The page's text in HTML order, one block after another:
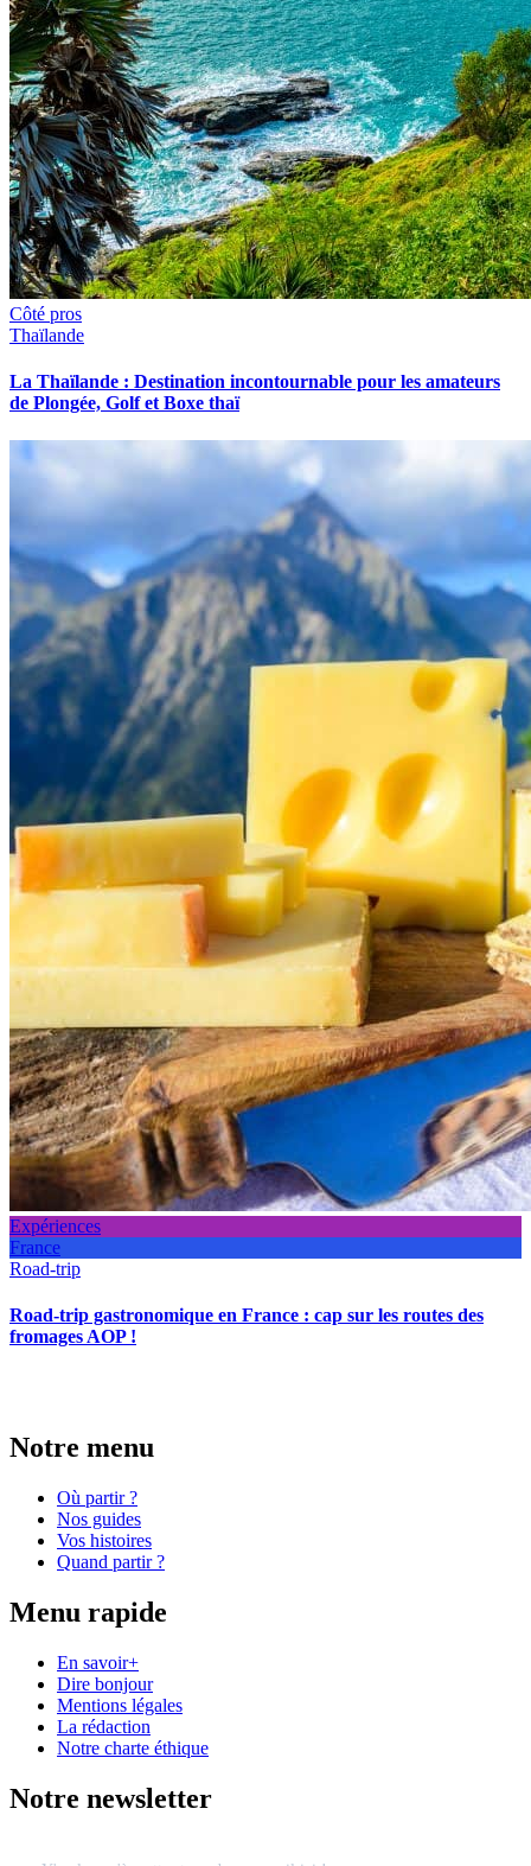
Côté pros
Thaïlande
La Thaïlande : Destination incontournable pour les amateurs
de Plongée, Golf et Boxe thaï
Expériences
France
Road-trip
Road-trip gastronomique en France : cap sur les routes des
fromages AOP !
Notre menu
Où partir ?
Nos guides
Vos histoires
Quand partir ?
Menu rapide
En savoir+
Dire bonjour
Mentions légales
La rédaction
Notre charte éthique
Notre newsletter